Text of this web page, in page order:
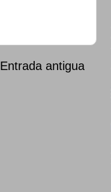
Entrada antigua